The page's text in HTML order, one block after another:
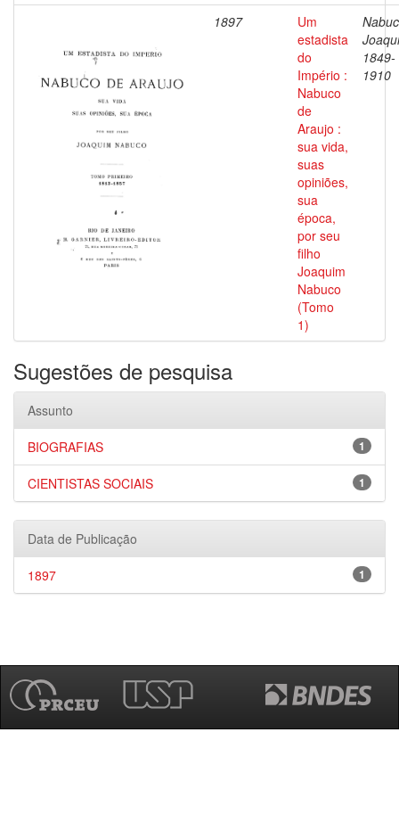
1897
Um
estadista
do
Império :
Nabuco
de
Araujo :
sua vida,
suas
opiniões,
sua
época,
por seu
filho
Joaquim
Nabuco
(Tomo
1)
1849-
1910
Sugestões de pesquisa
Assunto
1
BIOGRAFIAS
1
CIENTISTAS SOCIAIS
Data de Publicação
1
1897